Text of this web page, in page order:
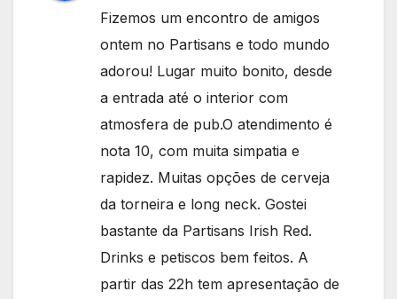
Fizemos um encontro de amigos
ontem no Partisans e todo mundo
adorou! Lugar muito bonito, desde
a entrada até o interior com
atmosfera de pub.O atendimento é
nota 10, com muita simpatia e
rapidez. Muitas opções de cerveja
da torneira e long neck. Gostei
bastante da Partisans Irish Red.
Drinks e petiscos bem feitos. A
partir das 22h tem apresentação de